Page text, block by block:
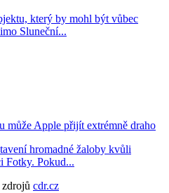
který by mohl být vůbec
Sluneční...
může Apple přijít extrémně draho
hromadné žaloby kvůli
Fotky. Pokud...
cdr.cz